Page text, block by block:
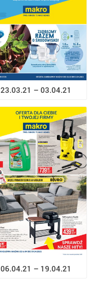
23.03.21 – 03.04.21
06.04.21 – 19.04.21